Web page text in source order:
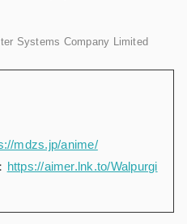
Systems Company Limited
mdzs.jp/anime/
https://aimer.lnk.to/Walpurgi